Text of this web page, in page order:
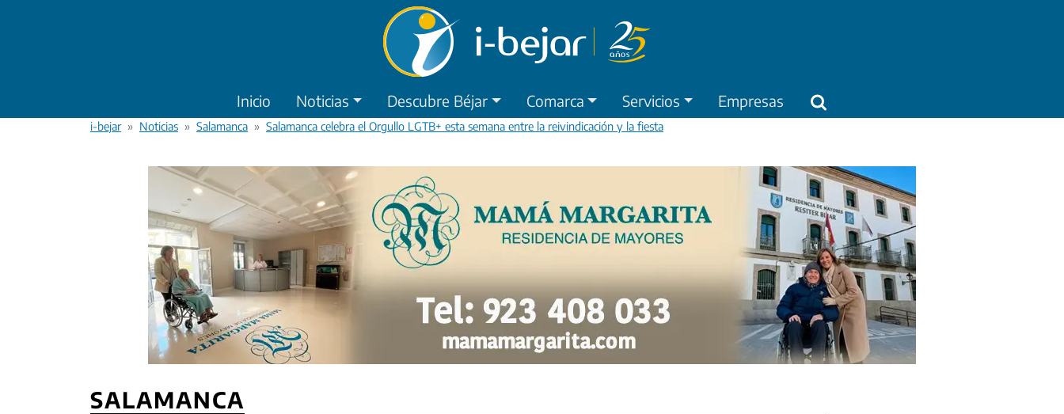
Inicio Noticias Descubre Béjar Comarca Servicios Empresas
i-bejar Noticias Salamanca Salamanca celebra el Orgullo LGTB+ esta semana entre la reivindicación y la fiesta
SALAMANCA